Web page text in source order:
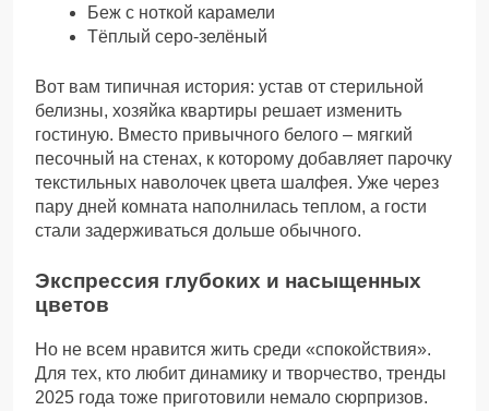
Беж с ноткой карамели
Тёплый серо-зелёный
Вот вам типичная история: устав от стерильной
белизны, хозяйка квартиры решает изменить
гостиную. Вместо привычного белого – мягкий
песочный на стенах, к которому добавляет парочку
текстильных наволочек цвета шалфея. Уже через
пару дней комната наполнилась теплом, а гости
стали задерживаться дольше обычного.
Экспрессия глубоких и насыщенных
цветов
Но не всем нравится жить среди «спокойствия».
Для тех, кто любит динамику и творчество, тренды
2025 года тоже приготовили немало сюрпризов.